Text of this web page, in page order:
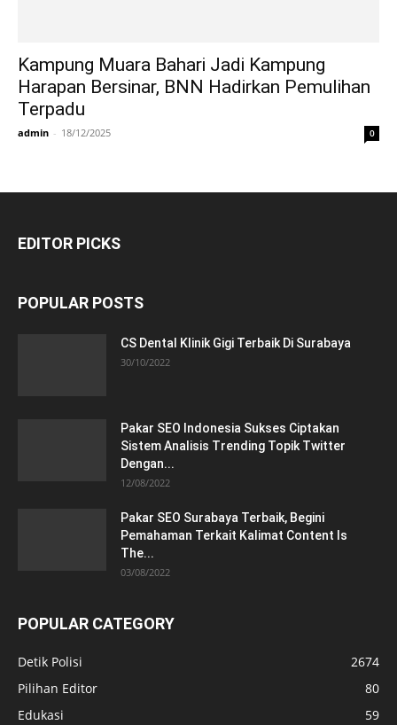
Kampung Muara Bahari Jadi Kampung
Harapan Bersinar, BNN Hadirkan Pemulihan
Terpadu
admin - 18/12/2025 0
EDITOR PICKS
POPULAR POSTS
CS Dental Klinik Gigi Terbaik Di Surabaya
30/10/2022
Pakar SEO Indonesia Sukses Ciptakan
Sistem Analisis Trending Topik Twitter
Dengan...
12/08/2022
Pakar SEO Surabaya Terbaik, Begini
Pemahaman Terkait Kalimat Content Is
The...
03/08/2022
POPULAR CATEGORY
Detik Polisi
2674
Pilihan Editor
80
Edukasi
59